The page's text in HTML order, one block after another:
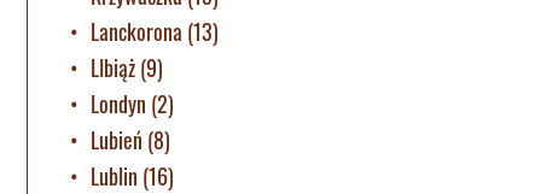
Lanckorona (13)
LIbiąż(9)
Londyn (2)
Lubień (8)
Lublin (16)